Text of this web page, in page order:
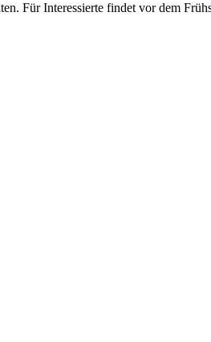
Für Interessierte findet vor dem